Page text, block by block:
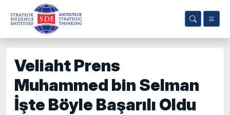
Veliaht Prens
Muhammed bin Selman
İşte Böyle Başarılı Oldu